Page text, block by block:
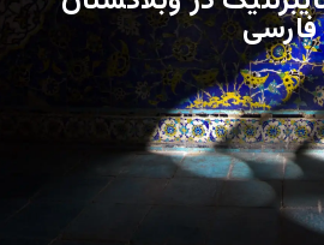
فارسی